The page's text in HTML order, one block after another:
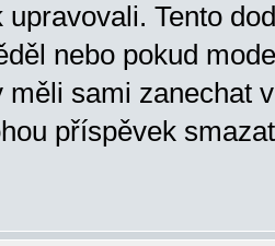
Tento
nebo pokud
měli sami zanechat
příspěvek